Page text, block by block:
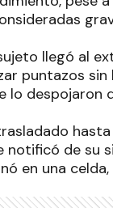
llegó al
puntazos sin
lo despojaron
notificó de su
en una